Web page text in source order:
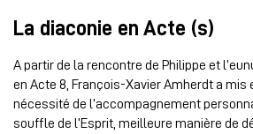
La diaconie en Acte (s)
A partir de la rencontre de Philippe et
en Acte 8, François-Xavier Amherdt a mis
nécessité de l’accompagnement
souffle de l’Esprit, meilleure manière de